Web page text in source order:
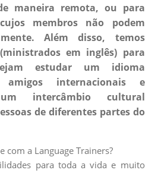
maneira remota, ou para
membros não podem
Além disso, temos
em inglês) para
estudar um idioma
amigos internacionais e
intercâmbio cultural
de diferentes partes do
com a Language Trainers?
para toda a vida e muito